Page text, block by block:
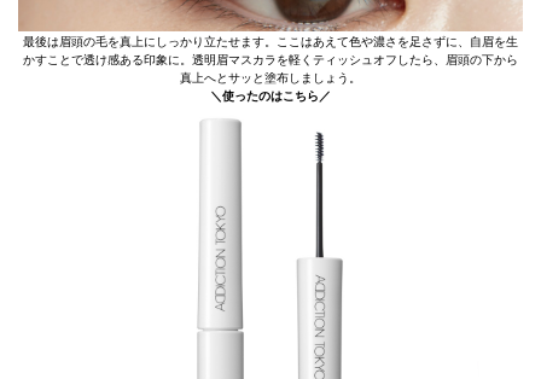
最後は眉頭の毛を真上にしっかり立たせます。ここはあえて色や濃さを足さずに、自眉を生
かすことで透け感ある印象に。透明眉マスカラを軽くティッシュオフしたら、眉頭の下から
真上へとサッと塗布しましょう。
＼使ったのはこちら／